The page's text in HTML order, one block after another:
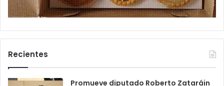
Recientes
Promueve diputado Roberto Zataráin